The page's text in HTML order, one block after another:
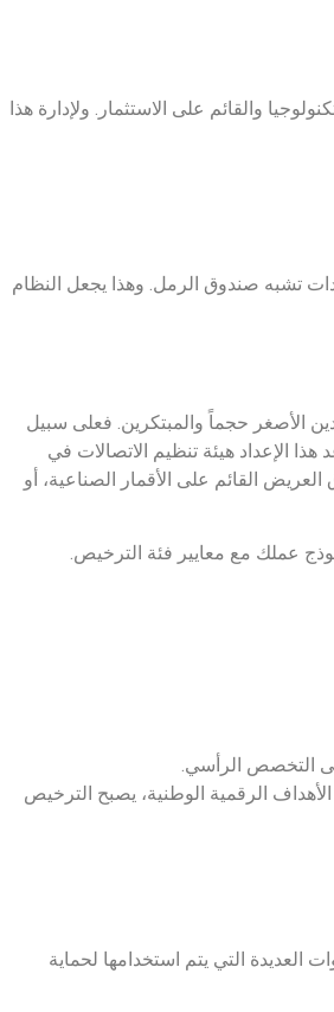
والقائم على الاستثمار. ولإدارة هذا
تشبه صندوق الرمل. وهذا يجعل النظام
الأصغر حجماً والمبتكرين. فعلى سبيل
الإعداد هيئة تنظيم الاتصالات في
القائم على الأقمار الصناعية، أو
عملك مع معايير فئة الترخيص.
التخصص الرأسي.
الرقمية الوطنية، يصبح الترخيص
العديدة التي يتم استخدامها لحماية